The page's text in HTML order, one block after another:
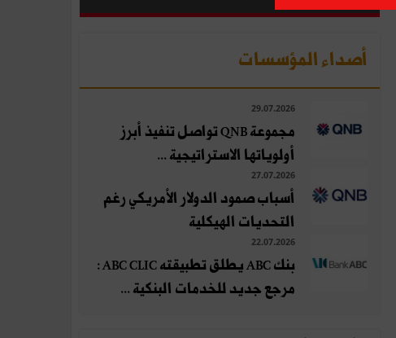
أصداء المؤسسات
29.07.2026
مجموعة QNB تواصل تنفيذ أبرز
أولوياتها الاستراتيجية ...
27.07.2026
أسباب صمود الدولار الأمريكي رغم
التحديات الهيكلية
22.07.2026
بنك ABC يطلق تطبيقته ABC CLIC :
مرجع جديد للخدمات البنكية ...